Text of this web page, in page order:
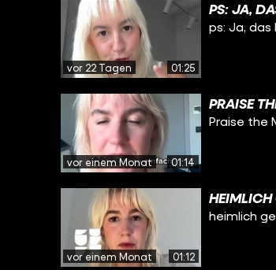
vor 22 Tagen 01:25
PS: JA,
ps: Ja, das
vor einem Monat 01:14
PRAISE
Praise the
vor einem Monat 01:12
HEIMLICH
heimlich